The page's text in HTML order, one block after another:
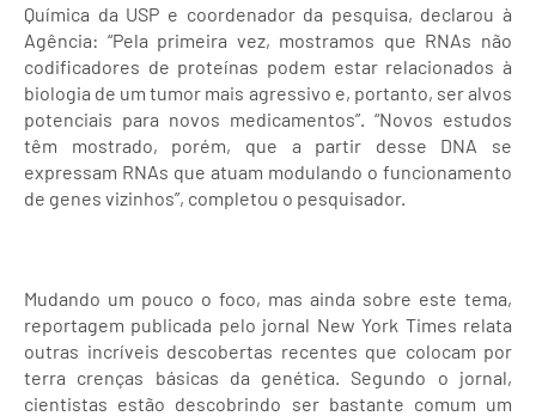
Química da USP e coordenador da pesquisa, declarou à
Agência: “Pela primeira vez, mostramos que RNAs não
codificadores de proteínas podem estar relacionados à
biologia de um tumor mais agressivo e, portanto, ser alvos
potenciais para novos medicamentos”. “Novos estudos
têm mostrado, porém, que a partir desse DNA se
expressam RNAs que atuam modulando o funcionamento
de genes vizinhos”, completou o pesquisador.
Mudando um pouco o foco, mas ainda sobre este tema,
reportagem publicada pelo jornal New York Times relata
outras incríveis descobertas recentes que colocam por
terra crenças básicas da genética. Segundo o jornal,
cientistas estão descobrindo ser bastante comum um